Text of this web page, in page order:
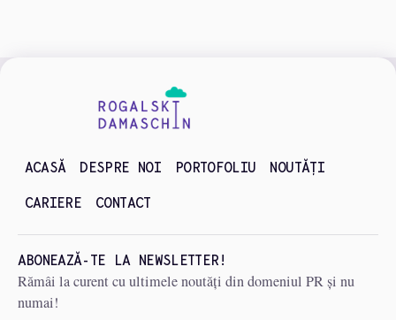
ACASĂ DESPRE NOI PORTOFOLIU
NOUTĂȚI
CARIERE
CONTACT
ABONEAZĂ-TE LA NEWSLETTER!
Rămâi la curent cu ultimele noutăți din domeniul PR și nu
numai!